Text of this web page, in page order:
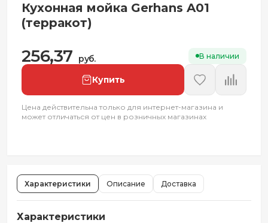
Кухонная мойка Gerhans A01
(терракот)
256,37 руб. В наличии
Купить
Цена действительна только для интернет-магазина и
может отличаться от цен в розничных магазинах
Характеристики Описание Доставка
Характеристики